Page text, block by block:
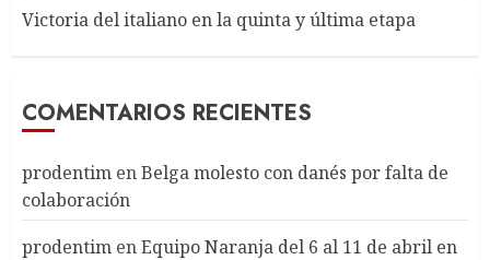
Victoria del italiano en la quinta y última etapa
COMENTARIOS RECIENTES
prodentim enBelga molesto con danés por falta de
colaboración
prodentim enEquipo Naranja del 6 al 11 de abril en